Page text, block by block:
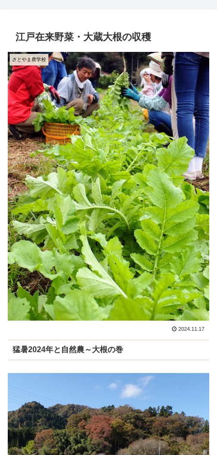
江戸在来野菜・大蔵大根の収穫
さとやま農学校
2024.11.17
猛暑2024年と自然農～大根の巻